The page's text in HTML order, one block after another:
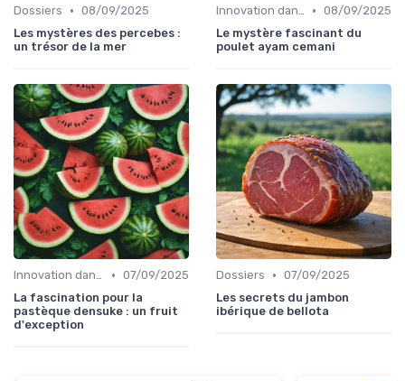
Dossiers • 08/09/2025
Les mystères des percebes :
un trésor de la mer
Innovation dans la food • 08/09/2025
Le mystère fascinant du
poulet ayam cemani
Innovation dans la food • 07/09/2025
La fascination pour la
pastèque densuke : un fruit
d'exception
Dossiers • 07/09/2025
Les secrets du jambon
ibérique de bellota